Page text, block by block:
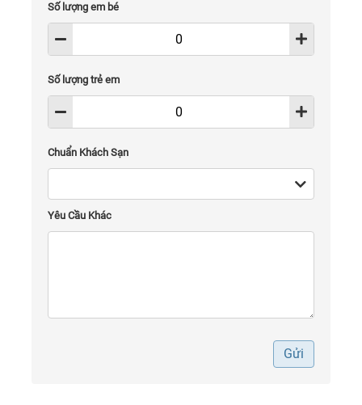
Số lượng em bé
Số lượng trẻ em
Chuẩn Khách Sạn
Yêu Cầu Khác
Gửi